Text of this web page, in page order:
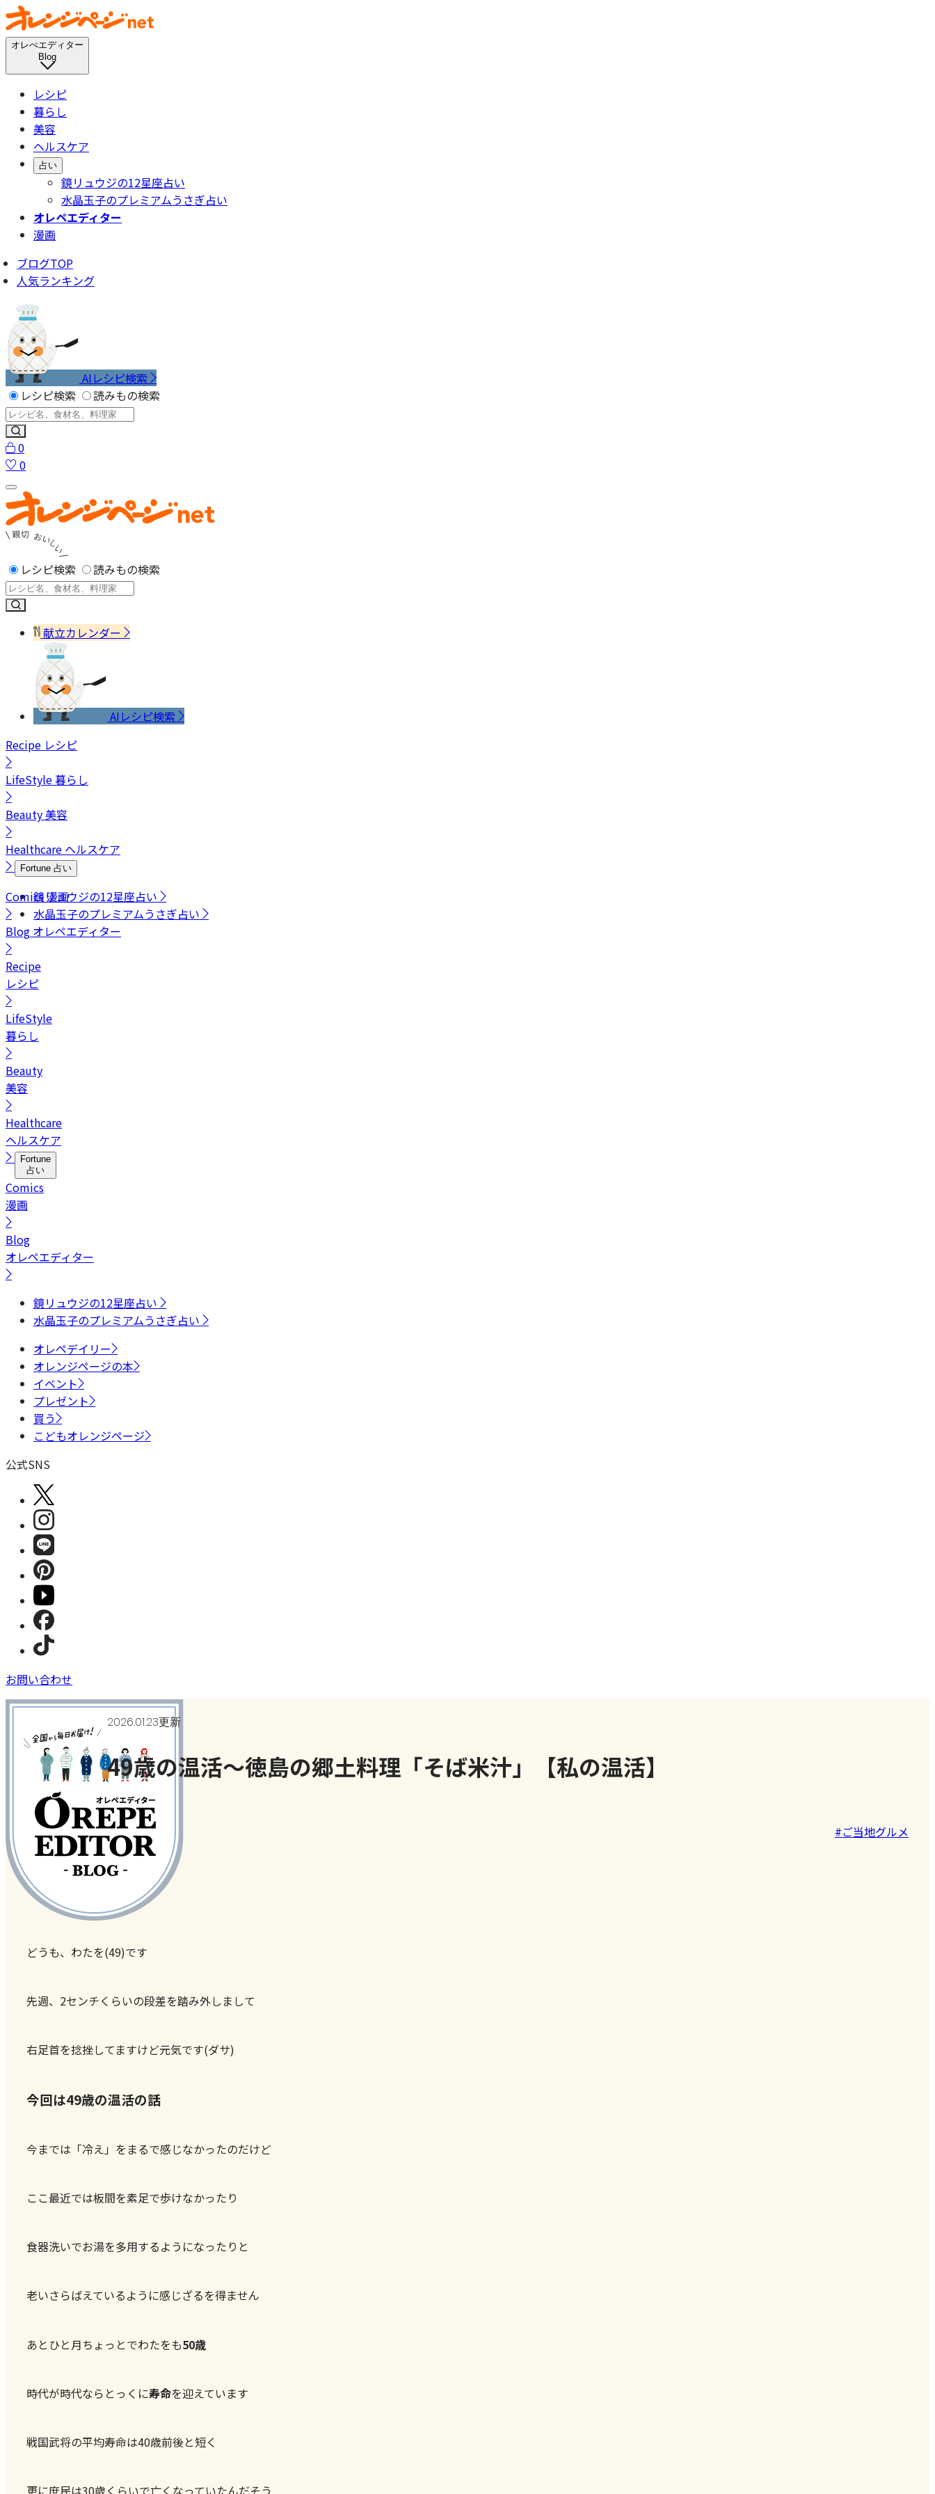
オレぺエディター
Blog
レシピ
暮らし
美容
ヘルスケア
占い
鏡リュウジの12星座占い
水晶玉子のプレミアムうさぎ占い
オレペエディター
漫画
ブログTOP
人気ランキング
AIレシピ検索
レシピ検索
読みもの検索
0
0
レシピ検索 読みもの検索
献立カレンダー
AIレシピ検索
Recipe レシピ
LifeStyle暮らし
Beauty美容
Healthcare ヘルスケア
Fortune 占い
鏡リュウジの12星座占い
水晶玉子のプレミアムうさぎ占い
Comics漫画
Blog オレペエディター
Recipe
レシピ
LifeStyle
暮らし
Beauty
美容
Healthcare
ヘルスケア
Fortune
占い
Comics
漫画
Blog
オレペエディター
鏡リュウジの12星座占い
水晶玉子のプレミアムうさぎ占い
オレペデイリー
オレンジページの本
イベント
プレゼント
買う
こどもオレンジページ
公式SNS
お問い合わせ
2026.01.23更新
49歳の温活～徳島の郷土料理「そば米汁」【私の温活】
今月のテーマ #ご当地グルメ
どうも、わたを(49)です
先週、2センチくらいの段差を踏み外しまして
右足首を捻挫してますけど元気です(ダサ)
今回は49歳の温活の話
今までは「冷え」をまるで感じなかったのだけど
ここ最近では板間を素足で歩けなかったり
食器洗いでお湯を多用するようになったりと
老いさらばえているように感じざるを得ません
あとひと月ちょっとでわたをも50歳
時代が時代ならとっくに寿命を迎えています
戦国武将の平均寿命は40歳前後と短く
更に庶民は30歳くらいで亡くなっていたんだそう